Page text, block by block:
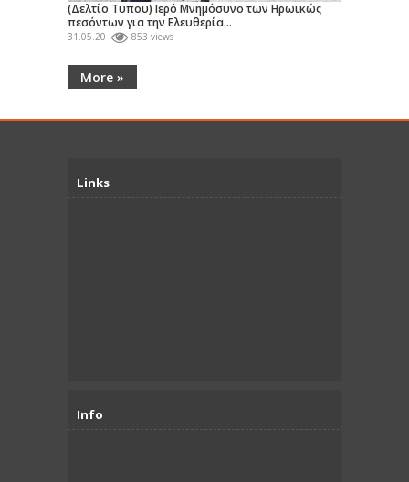
(Δελτίο Τϋπου) Ιερό Μνημόσυνο των Ηρωικώς
πεσόντων για την Ελευθερία...
31.05.20 853 views
More »
Links
Info